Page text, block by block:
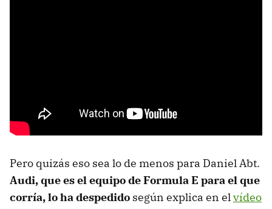
Pero quizás eso sea lo de menos para Daniel Abt.
Audi, que es el equipo de Formula E para el que
corría, lo ha despedido según explica en elvídeo